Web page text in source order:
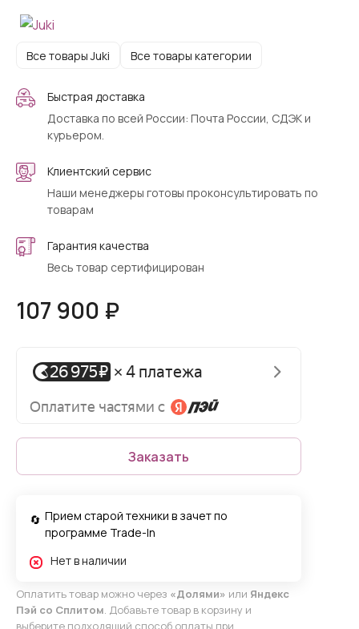
Все товары Juki Все товары категории
Быстрая доставка
Доставка по всей России: Почта России, СДЭК и
курьером.
Клиентский сервис
Наши менеджеры готовы проконсультировать по
товарам
Гарантия качества
Весь товар сертифицирован
107 900 ₽
Заказать
Прием старой техники в зачет по
программе Trade-In
Нет в наличии
Оплатить товар можно через «Долями» или Яндекс
Пэй со Сплитом. Добавьте товар в корзину и